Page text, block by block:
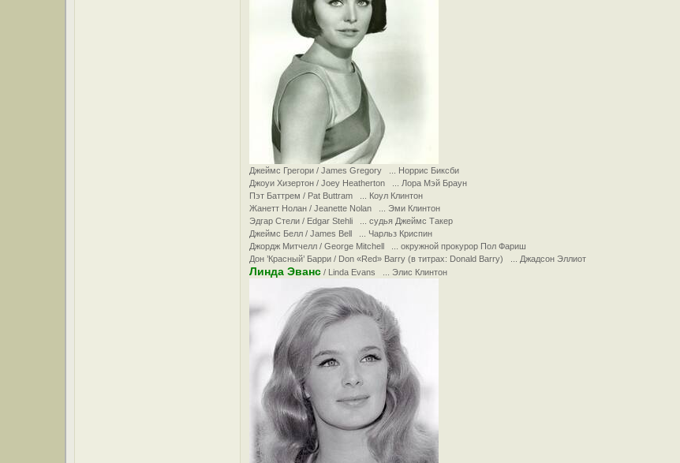
Джеймс Грегори / James Gregory ... Норрис Биксби
Джоуи Хизертон / Joey Heatherton ... Лора Мэй Браун
Пэт Баттрем / Pat Buttram ... Коул Клинтон
Жанетт Нолан / Jeanette Nolan ... Эми Клинтон
Эдгар Стели / Edgar Stehli ... судья Джеймс Такер
Джеймс Белл / James Bell ... Чарльз Криспин
Джордж Митчелл / George Mitchell ... окружной прокурор Пол Фариш
Дон ’Красный’ Барри / Don «Red» Barry (в титрах: Donald Barry) ... Джадсон Эллиот
Линда Эванс / Linda Evans ... Элис Клинтон